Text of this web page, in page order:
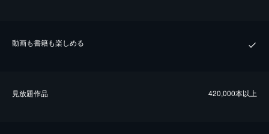
動画も書籍も楽しめる
⾒放題作品 420,000本以上